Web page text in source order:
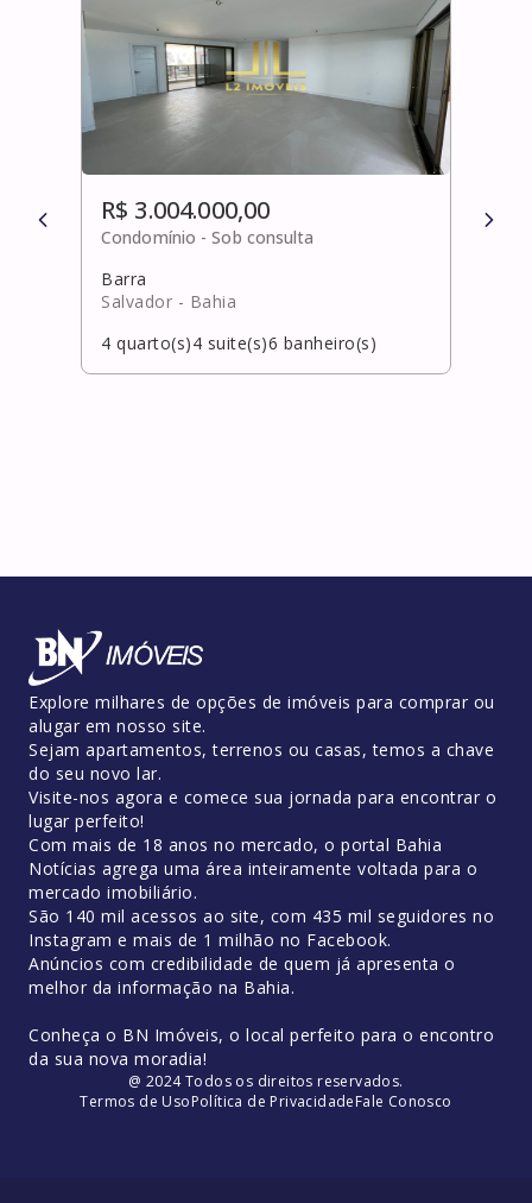
R$ 3.004.000,00
Condomínio -Sob consulta
Barra
Salvador - Bahia
4 quarto(s)4 suite(s)6 banheiro(s)
R$
Explore milhares de opções de imóveis para comprar ou
alugar em nosso site.
Sejam apartamentos, terrenos ou casas, temos a chave
do seu novo lar.
Visite-nos agora e comece sua jornada para encontrar o
lugar perfeito!
Com mais de 18 anos no mercado, o portal Bahia
Notícias agrega uma área inteiramente voltada para o
mercado imobiliário.
São 140 mil acessos ao site, com 435 mil seguidores no
Instagram e mais de 1 milhão no Facebook.
Anúncios com credibilidade de quem já apresenta o
melhor da informação na Bahia.
Conheça o BN Imóveis, o local perfeito para o encontro
da sua nova moradia!
@ 2024 Todos os direitos reservados.
Termos de UsoPolítica de PrivacidadeFale Conosco